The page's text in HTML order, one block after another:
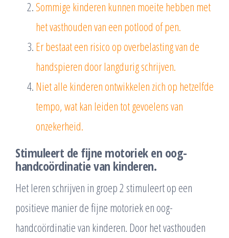
Sommige kinderen kunnen moeite hebben met
het vasthouden van een potlood of pen.
Er bestaat een risico op overbelasting van de
handspieren door langdurig schrijven.
Niet alle kinderen ontwikkelen zich op hetzelfde
tempo, wat kan leiden tot gevoelens van
onzekerheid.
Stimuleert de fijne motoriek en oog-
handcoördinatie van kinderen.
Het leren schrijven in groep 2 stimuleert op een
positieve manier de fijne motoriek en oog-
handcoördinatie van kinderen. Door het vasthouden